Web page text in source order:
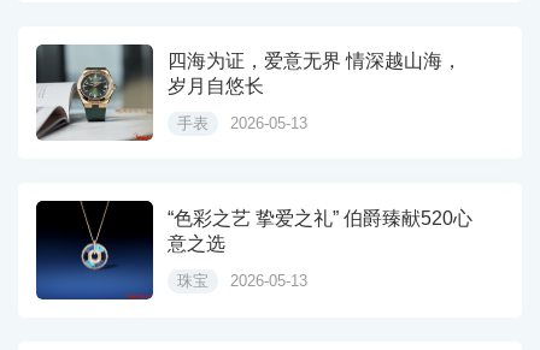
四海为证，爱意无界 情深越山海，
岁月自悠长
手表 2026-05-13
“色彩之艺 挚爱之礼” 伯爵臻献520心
意之选
珠宝 2026-05-13